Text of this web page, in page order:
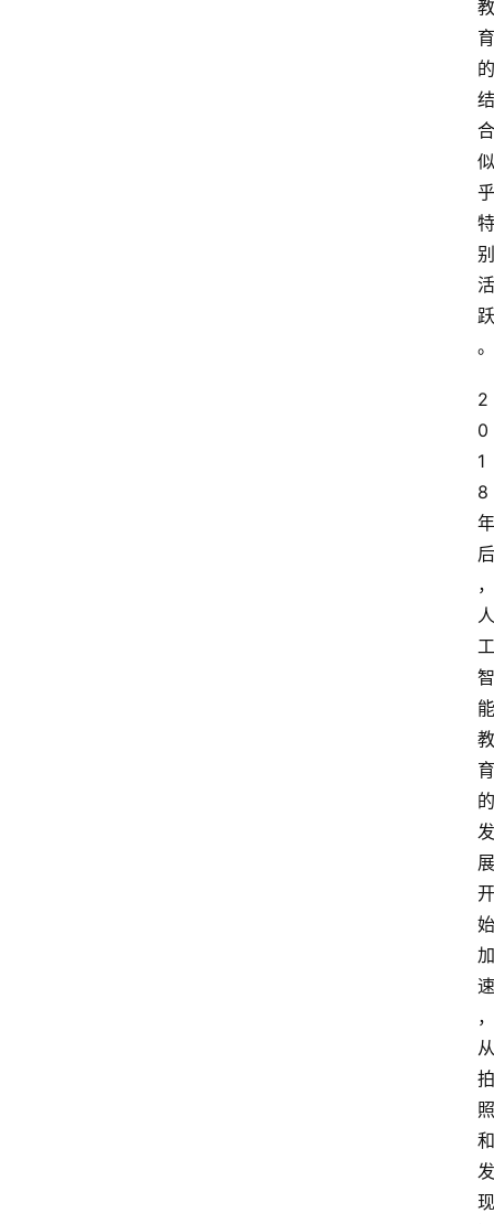
教
育
的
结
合
似
乎
特
别
活
跃
。
2
0
1
8
年
后
，
人
工
智
能
教
育
的
发
展
开
始
加
速
，
从
拍
照
和
发
现